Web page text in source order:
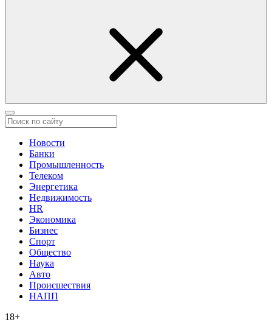
Новости
Банки
Промышленность
Телеком
Энергетика
Недвижимость
HR
Экономика
Бизнес
Спорт
Общество
Наука
Авто
Происшествия
НАПП
18+